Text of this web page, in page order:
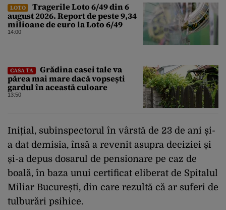
LOTO
Tragerile Loto 6/49 din 6
august 2026. Report de peste 9,34
milioane de euro la Loto 6/49
14:00
CASA TA
Grădina casei tale va
părea mai mare dacă vopsești
gardul în această culoare
13:50
Inițial, subinspectorul în vârstă de 23 de ani și-
a dat demisia, însă a revenit asupra deciziei și
și-a depus dosarul de pensionare pe caz de
boală, în baza unui certificat eliberat de Spitalul
Miliar București, din care rezultă că ar suferi de
tulburări psihice.